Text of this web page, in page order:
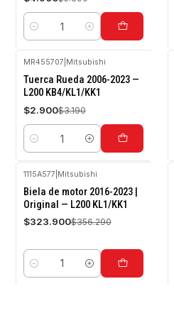
Cantidad
-9%
OFF
MR455707 Mitsubishi
Tuerca Rueda 2006-2023 —
L200 KB4/KL1/KK1
$2.900$3.190
Cantidad
-9%
OFF
1115A577 Mitsubishi
Biela de motor 2016-2023 |
Original — L200 KL1/KK1
$323.900$356.290
Cantidad